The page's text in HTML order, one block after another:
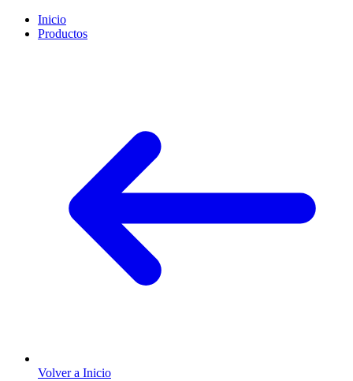
Inicio
Productos
Volver a Inicio